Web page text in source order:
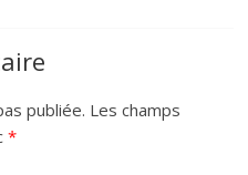
publiée. Les champs
*